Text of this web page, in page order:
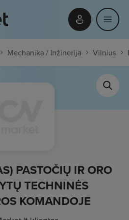
Mechanika / Inžinerija Vilnius
PASTOČIŲ IR ORO
TECHNINĖS
KOMANDOJE